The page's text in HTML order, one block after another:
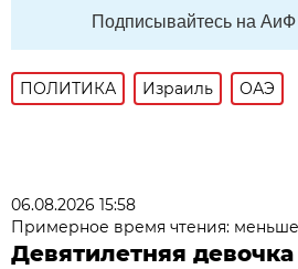
Подписывайтесь на АиФ
ПОЛИТИКА Израиль ОАЭ
06.08.2026 15:58
Примерное время чтения:
Девятилетняя